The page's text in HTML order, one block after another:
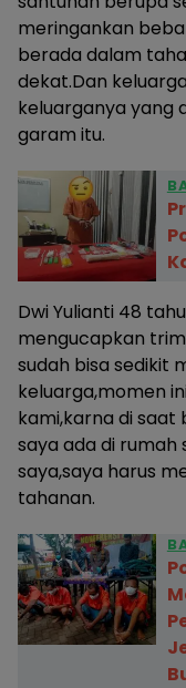
meringankan
berada dalam
dekat.Dan
keluarganya yang
garam itu.
Dwi Yulianti 48
mengucapkan
sudah bisa sedikit
keluarga,momen
kami,karna di saat
saya ada di
saya,saya harus
tahanan.